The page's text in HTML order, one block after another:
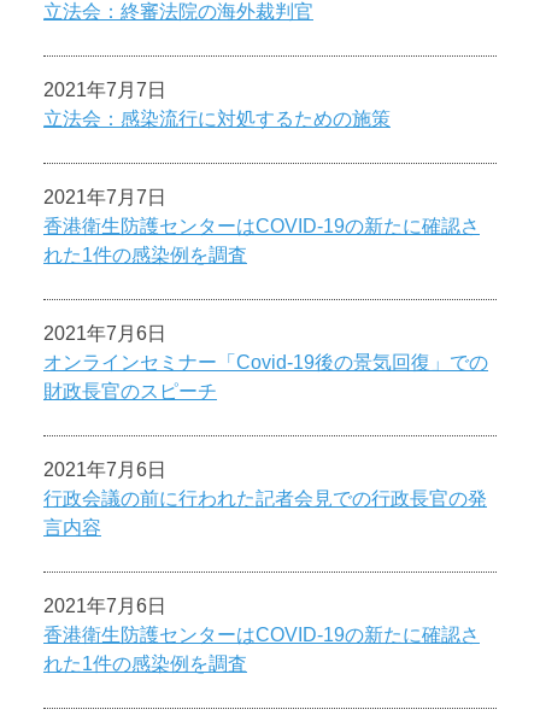
立法会：終審法院の海外裁判官
2021年7月7日
立法会：感染流行に対処するための施策
2021年7月7日
香港衛生防護センターはCOVID-19の新たに確認さ
れた1件の感染例を調査
2021年7月6日
オンラインセミナー「Covid-19後の景気回復」での
財政長官のスピーチ
2021年7月6日
行政会議の前に行われた記者会見での行政長官の発
言内容
2021年7月6日
香港衛生防護センターはCOVID-19の新たに確認さ
れた1件の感染例を調査